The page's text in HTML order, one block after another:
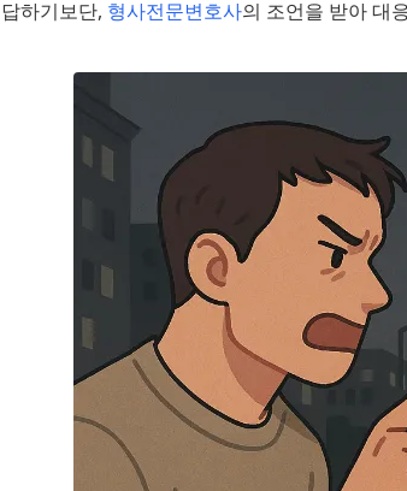
답하기보단, 형사전문변호사의 조언을 받아 대